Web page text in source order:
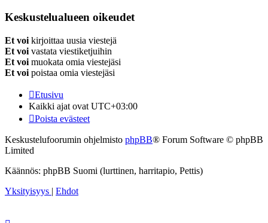
Keskustelualueen oikeudet
Et voi kirjoittaa uusia viestejä
Et voi vastata viestiketjuihin
Et voi muokata omia viestejäsi
Et voi poistaa omia viestejäsi
Etusivu
Kaikki ajat ovat UTC+03:00
Poista evästeet
Keskustelufoorumin ohjelmisto phpBB® Forum Software © phpBB
Limited
Käännös: phpBB Suomi (lurttinen, harritapio, Pettis)
Yksityisyys | Ehdot